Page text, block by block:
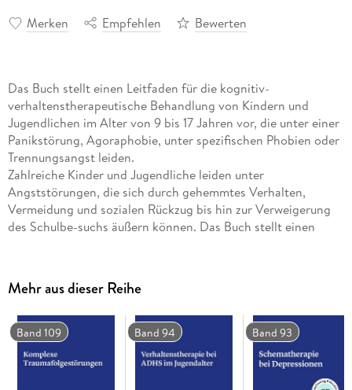
Merken Empfehlen Bewerten
Das Buch stellt einen Leitfaden für die kognitiv-
verhaltenstherapeutische Behandlung von Kindern und
Jugendlichen im Alter von 9 bis 17 Jahren vor, die unter einer
Panikstörung, Agoraphobie, unter spezifischen Phobien oder
Trennungsangst leiden.
Zahlreiche Kinder und Jugendliche leiden unter
Angststörungen, die sich durch gehemmtes Verhalten,
Vermeidung und sozialen Rückzug bis hin zur Verweigerung
des Schulbe-suchs äußern können. Das Buch stellt einen
und Jugendlichen im Alter von 9 bis 17 Jahren vor, die unter
einer Panikstörung, Agoraphobie, unter spezifischen Phobien
oder Trennungsangst leiden.
Praxisorientiert wird beschrieben, wie bei der
Psychoedukation, der Konfrontation mit der Angst, der
Veränderung katastrophisierender Vorstellungen, dem
Mehr aus dieser Reihe
Band 109 Band 94 Band 93